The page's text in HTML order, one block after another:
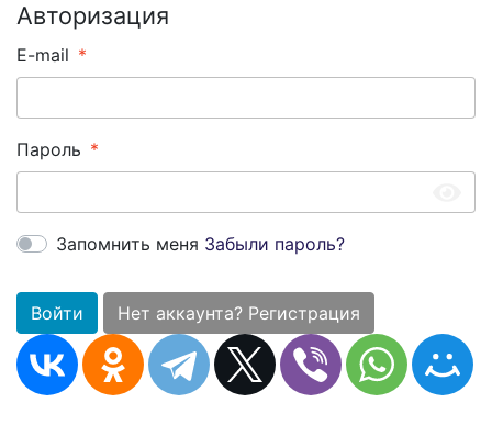
Авторизация
E-mail
Пароль
Запомнить меня Забыли пароль?
Войти Нет аккаунта? Регистрация